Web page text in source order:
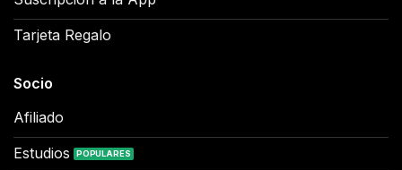
Tarjeta Regalo
Socio
Afiliado
Estudios